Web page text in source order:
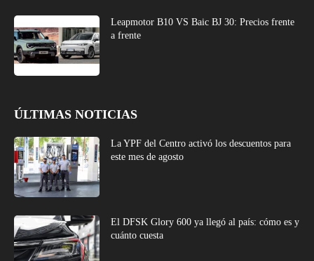
Leapmotor B10 VS Baic BJ 30: Precios frente
a frente
ÚLTIMAS NOTICIAS
La YPF del Centro activó los descuentos para
este mes de agosto
El DFSK Glory 600 ya llegó al país: cómo es y
cuánto cuesta